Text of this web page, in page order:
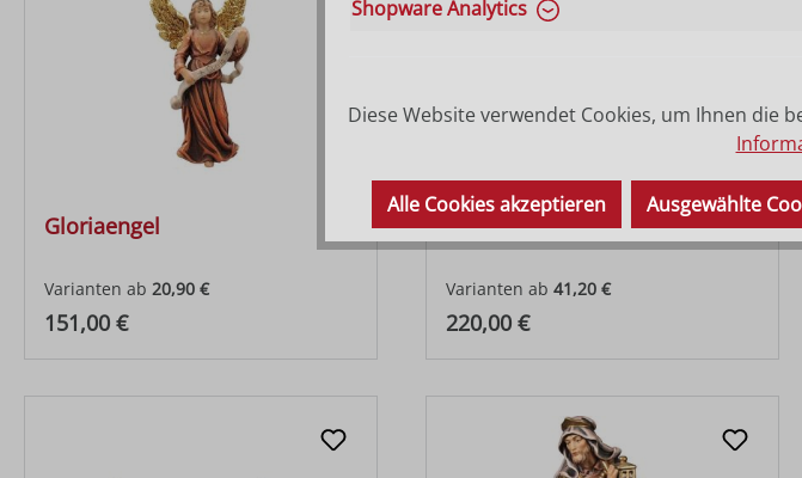
Gloriaengel
Varianten ab 20,90 €
Regulärer Preis:
151,00 €
Verkündigungsengel
Varianten ab 41,20 €
Regulärer Preis:
220,00 €
Shopware Analytics
Diese Website verwendet Cookies, um Ihnen die
Alle Cookies akzeptieren Ausgewählte